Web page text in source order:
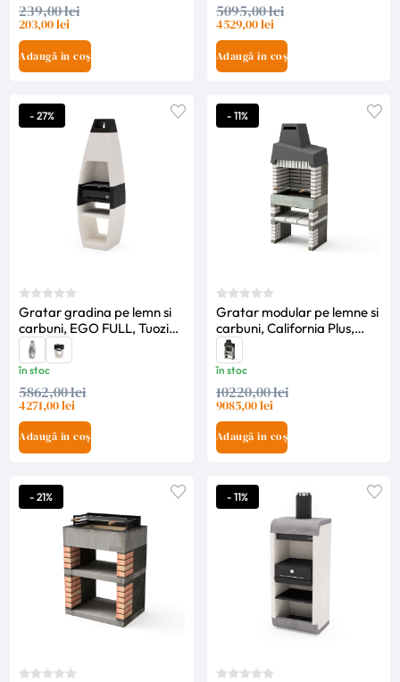
239,00 lei
203,00 lei
Adaugă în coș
5095,00 lei
4529,00 lei
Adaugă în coș
- 27%
Gratar gradina pe lemn si
carbuni, EGO FULL, Tuozi-
Alb cu Negru
în stoc
5862,00 lei
4271,00 lei
Adaugă în coș
- 11%
Gratar modular pe lemne si
carbuni, California Plus,
Movelar
în stoc
10220,00 lei
9085,00 lei
Adaugă în coș
- 21% - 11%